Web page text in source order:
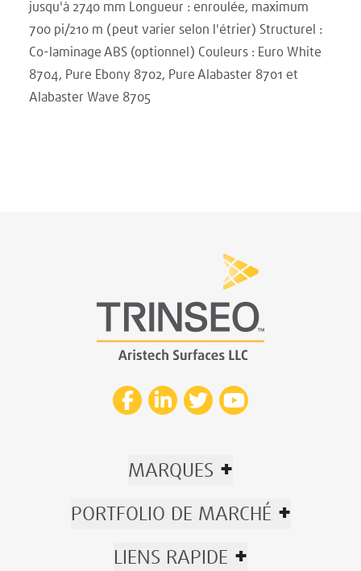
jusqu'à 2740 mm Longueur : enroulée, maximum
700 pi/210 m (peut varier selon l'étrier) Structurel :
Co-laminage ABS (optionnel) Couleurs : Euro White
8704, Pure Ebony 8702, Pure Alabaster 8701 et
Alabaster Wave 8705
MARQUES +
PORTFOLIO DE MARCHÉ +
LIENS RAPIDE +